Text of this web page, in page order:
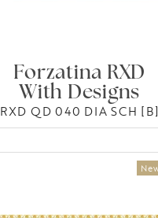
Forzatina RXD
With Designs
RXD QD 040 DIA SCH [B]